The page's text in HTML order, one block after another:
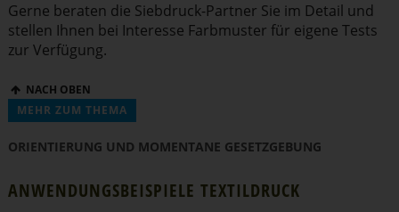
Gerne beraten die Siebdruck-Partner Sie im Detail und
stellen Ihnen bei Interesse Farbmuster für eigene Tests
zur Verfügung.
NACH OBEN
MEHR ZUM THEMA
ORIEN­TIERUNG UND MOMENTANE GESETZ­GEBUNG
ANWEN­DUNGS­BEI­SPIELE TEXTILDRUCK